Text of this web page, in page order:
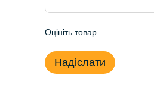
Оцініть товар
Надіслати